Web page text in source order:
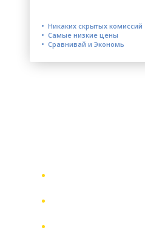
Никаких скрытых комиссий
Самые низкие цены
Сравнивай и Экономь